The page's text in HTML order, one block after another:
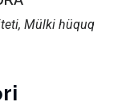
Mülki hüquq